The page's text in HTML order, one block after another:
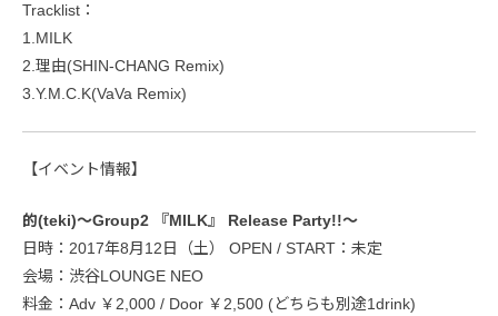
Tracklist：
1.MILK
2.理由(SHIN-CHANG Remix)
3.Y.M.C.K(VaVa Remix)
【イベント情報】
的(teki)〜Group2 『MILK』 Release Party!!〜
日時：2017年8月12日（土） OPEN / START：未定
会場：渋谷LOUNGE NEO
料金：Adv ￥2,000 / Door ￥2,500 (どちらも別途1drink)